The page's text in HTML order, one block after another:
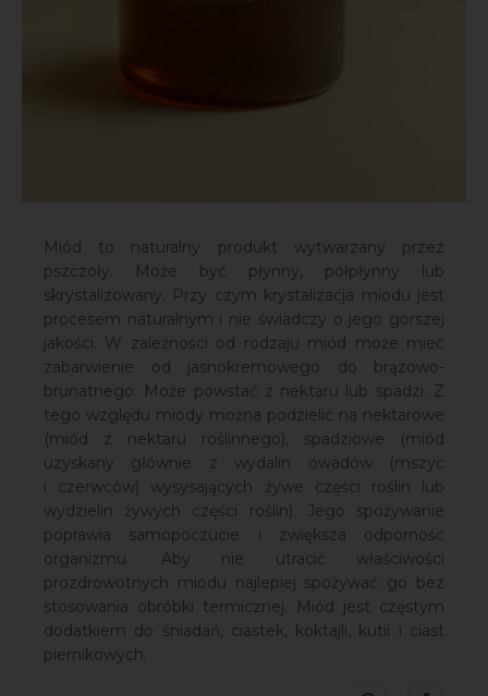
Miód to naturalny produkt wytwarzany przez
pszczoły. Może być płynny, półpłynny lub
skrystalizowany. Przy czym krystalizacja miodu jest
procesem naturalnym i nie świadczy o jego gorszej
jakości. W zależności od rodzaju miód może mieć
zabarwienie od jasnokremowego do brązowo-
brunatnego. Może powstać z nektaru lub spadzi. Z
tego względu miody można podzielić na nektarowe
(miód z nektaru roślinnego), spadziowe (miód
uzyskany głównie z wydalin owadów (mszyc
i czerwców) wysysających żywe części roślin lub
wydzielin żywych części roślin). Jego spożywanie
poprawia samopoczucie i zwiększa odporność
organizmu. Aby nie utracić właściwości
prozdrowotnych miodu najlepiej spożywać go bez
stosowania obróbki termicznej. Miód jest częstym
dodatkiem do śniadań, ciastek, koktajli, kutii i ciast
piernikowych.